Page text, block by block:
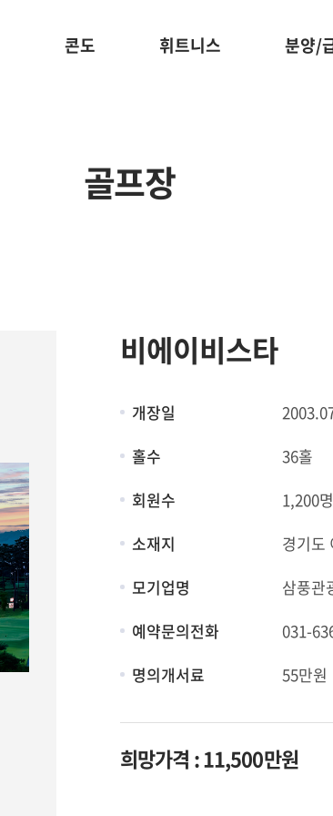
콘도 휘트니스 분양/
골프장
비에이비스타
개장일
홀수
36홀
회원수
1,200명
소재지
경기도
모기업명
삼풍관
예약문의전화
031-
명의개서료
55만원
희망가격 : 11,500만원